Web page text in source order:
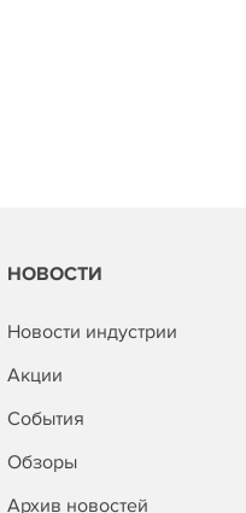
НОВОСТИ
Новости индустрии
Акции
События
Обзоры
Архив новостей